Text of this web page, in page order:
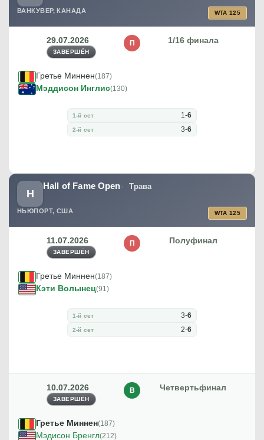
ВАНКУВЕР, КАНАДА WTA 125
29.07.2026
ЗАВЕРШЁН
1/16 финала
П
Гретье Миннен(187)
Мэддисон Инглис(130)
1-й сет 1-6
2-й сет 3-6
H
Hall of Fame Open Трава
НЬЮПОРТ, США WTA 125
11.07.2026
ЗАВЕРШЁН
Полуфинал
П
Гретье Миннен(187)
Кэти Волынец(91)
1-й сет 3-6
2-й сет 2-6
10.07.2026
ЗАВЕРШЁН
Четвертьфинал
В
Гретье Миннен(187)
Мэдисон Бренгл(212)